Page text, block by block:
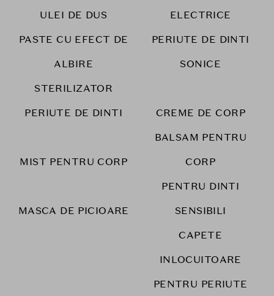
ULEI DE DUS
ELECTRICE
PASTE CU EFECT DE
ALBIRE
PERIUTE DE DINTI
SONICE
STERILIZATOR
PERIUTE DE DINTI
CREME DE CORP
MIST PENTRU CORP
BALSAM PENTRU
CORP
MASCA DE PICIOARE
PENTRU DINTI
SENSIBILI
CAPETE
INLOCUITOARE
PENTRU PERIUTE